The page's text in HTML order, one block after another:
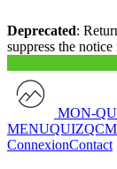
Deprecated:
suppress the notice
MON-
MENUQUIZQCM
ConnexionContact